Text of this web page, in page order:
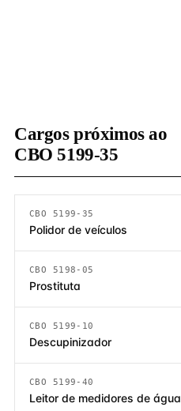
Cargos próximos ao
CBO 5199-35
CBO 5199-35
Polidor de veículos
CBO 5198-05
Prostituta
CBO 5199-10
Descupinizador
CBO 5199-40
Leitor de medidores de água